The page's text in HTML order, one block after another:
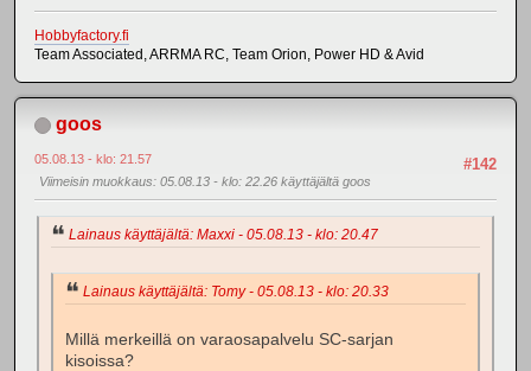
Hobbyfactory.fi
Team Associated, ARRMA RC, Team Orion, Power HD & Avid
goos
#142
05.08.13 - klo: 21.57
Viimeisin muokkaus: 05.08.13 - klo: 22.26 käyttäjältä goos
Lainaus käyttäjältä: Maxxi - 05.08.13 - klo: 20.47
Lainaus käyttäjältä: Tomy - 05.08.13 - klo: 20.33
Millä merkeillä on varaosapalvelu SC-sarjan
kisoissa?